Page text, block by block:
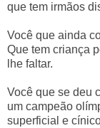
que tem irmãos
Você que ainda
Que tem criança
lhe faltar.
Você que se deu
um campeão
superficial e